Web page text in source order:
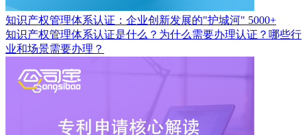
知识产权管理体系认证：企业创新发展的"护城河" 5000+
知识产权管理体系认证是什么？为什么需要办理认证？哪些行
业和场景需要办理？